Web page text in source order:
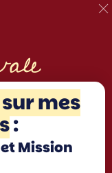
mes
:
et Mission